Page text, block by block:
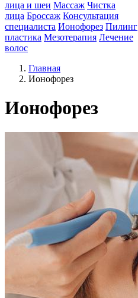
лица и шеи Массаж Чистка
лица Броссаж Консультация
специалиста Ионофорез Пилинг
пластика Мезотерапия Лечение
волос
Главная
Ионофорез
Ионофорез